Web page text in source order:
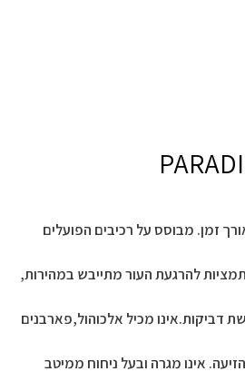
זמן. מבוסס על רכיבים הפועלים
להרגעת העור מתייבש במהירות,
דביקות.אינו מכיל אלכוהול,פארבנים
אינו מגרה ובעל ניחוח ממיטב